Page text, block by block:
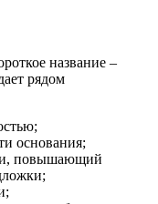
название –
рядом
основания;
повышающий